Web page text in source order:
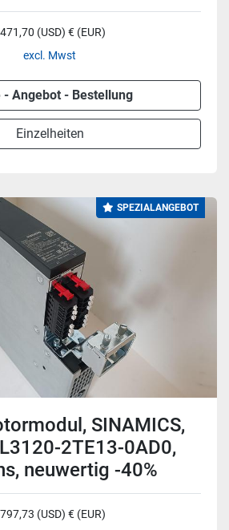
(USD) € (EUR)
excl. Mwst
- Angebot - Bestellung
Einzelheiten
SPEZIALANGEBOT
SINAMICS,
2TE13-0AD0,
neuwertig -40%
(USD) € (EUR)